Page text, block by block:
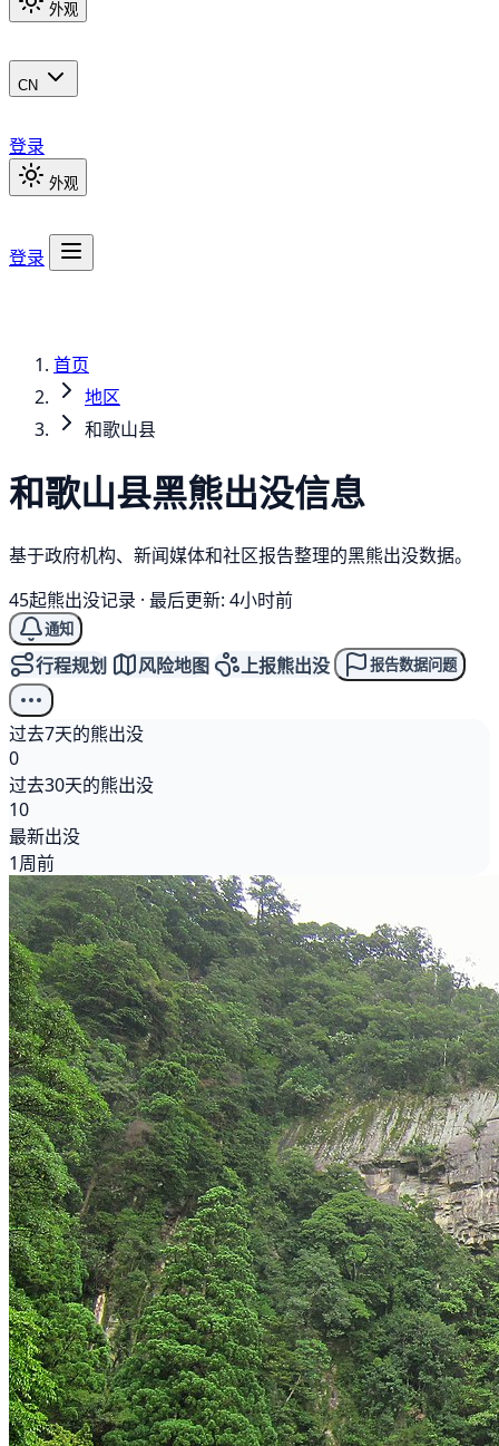
外观
CN
登录
外观
登录
首页
地区
和歌山县
和歌山县黑熊出没信息
基于政府机构、新闻媒体和社区报告整理的黑熊出没数据。
45起熊出没记录 · 最后更新: 4小时前
通知
行程规划 风险地图 上报熊出没 报告数据问题
过去7天的熊出没
0
过去30天的熊出没
10
最新出没
1周前